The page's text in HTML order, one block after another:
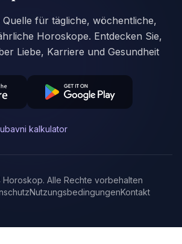
für tägliche, wöchentliche,
Horoskope. Entdecken Sie,
Liebe, Karriere und Gesundheit
kalkulator
Horoskop. Alle Rechte vorbehalten
NutzungsbedingungenKontakt